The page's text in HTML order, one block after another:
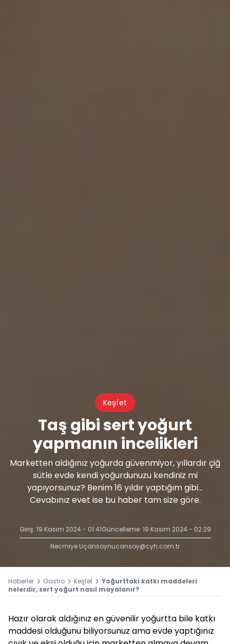
Keşfet
Taş gibi sert yoğurt
yapmanın incelikleri
Marketten aldığınız yoğurda güvenmiyor, yıllardır çiğ
sütle evde kendi yoğurdunuzu kendiniz mi
yapıyorsunuz? Benim 16 yıldır yaptığım gibi...
Cevabınız evet ise bu haber tam size göre.
Giriş: 19 Kasım 2024 - 01:41Güncelleme: 19 Kasım 2024 - 02:29
Necmiye Uçansoynucansoy@cyh.com.tr
Haberler Gastro Keşfet
Yoğurttaki katkı maddeleri
nelerdir, sert yoğurt nasıl mayalanır?
Hazır olarak aldığınız en güvenilir yoğurtta bile katkı
maddesi olduğunu biliyorsunuz ama evde yaptığınız